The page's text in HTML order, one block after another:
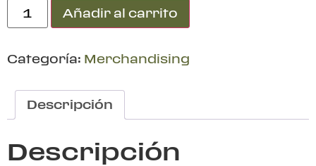
Añadir al carrito
Categoría: Merchandising
Descripción
Descripción